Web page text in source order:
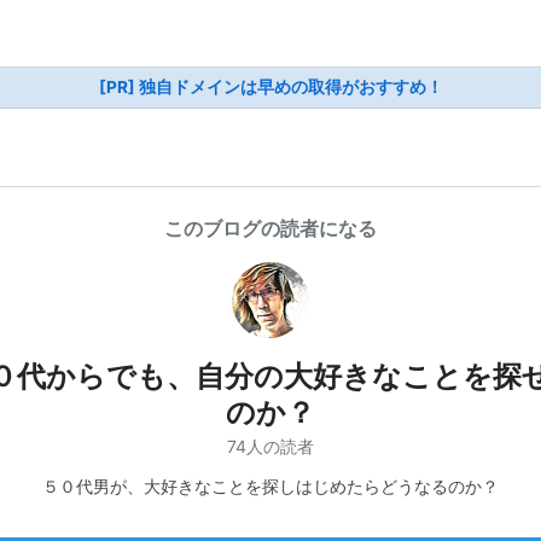
[PR] 独自ドメインは早めの取得がおすすめ！
このブログの読者になる
代からでも、自分の大好きなことを探
のか？
74人の読者
５０代男が、大好きなことを探しはじめたらどうなるのか？